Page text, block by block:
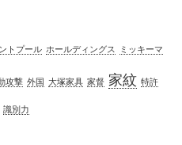
トプール ホールディングス ミッキーマ
攻撃 外国 大塚家具 家督 家紋 特許
識別力